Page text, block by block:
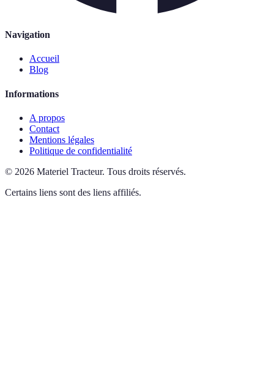
Navigation
Accueil
Blog
Informations
A propos
Contact
Mentions légales
Politique de confidentialité
© 2026 Materiel Tracteur. Tous droits réservés.
Certains liens sont des liens affiliés.